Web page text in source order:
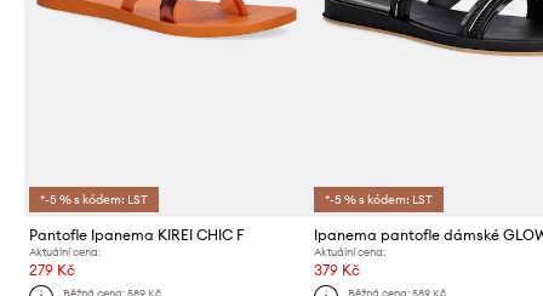
*-5 % s kódem: LST
Pantofle Ipanema KIREI CHIC F
Aktuální cena:
279 Kč
Běžná cena:589 Kč
*-5 % s kódem: LST
Aktuální cena:
379 Kč
Běžná cena: 589 Kč